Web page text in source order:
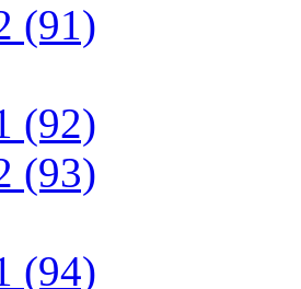
(91)
(92)
(93)
(94)